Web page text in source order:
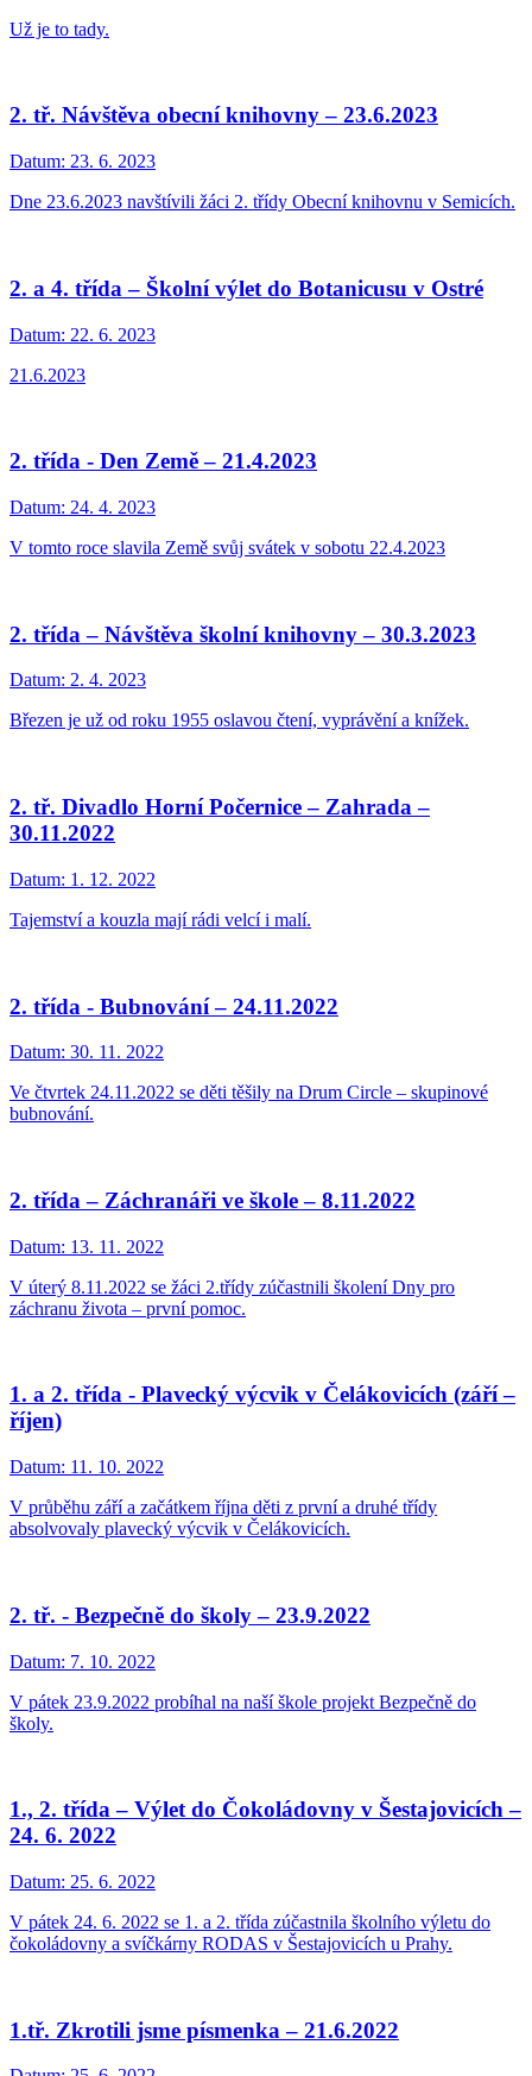
Už je to tady.
2. tř. Návštěva obecní knihovny – 23.6.2023
Datum: 23. 6. 2023
Dne 23.6.2023 navštívili žáci 2. třídy Obecní knihovnu v Semicích.
2. a 4. třída – Školní výlet do Botanicusu v Ostré
Datum: 22. 6. 2023
21.6.2023
2. třída - Den Země – 21.4.2023
Datum: 24. 4. 2023
V tomto roce slavila Země svůj svátek v sobotu 22.4.2023
2. třída – Návštěva školní knihovny – 30.3.2023
Datum: 2. 4. 2023
Březen je už od roku 1955 oslavou čtení, vyprávění a knížek.
2. tř. Divadlo Horní Počernice – Zahrada –
30.11.2022
Datum: 1. 12. 2022
Tajemství a kouzla mají rádi velcí i malí.
2. třída - Bubnování – 24.11.2022
Datum: 30. 11. 2022
Ve čtvrtek 24.11.2022 se děti těšily na Drum Circle – skupinové
bubnování.
2. třída – Záchranáři ve škole – 8.11.2022
Datum: 13. 11. 2022
V úterý 8.11.2022 se žáci 2.třídy zúčastnili školení Dny pro
záchranu života – první pomoc.
1. a 2. třída - Plavecký výcvik v Čelákovicích (září –
říjen)
Datum: 11. 10. 2022
V průběhu září a začátkem října děti z první a druhé třídy
absolvovaly plavecký výcvik v Čelákovicích.
2. tř. - Bezpečně do školy – 23.9.2022
Datum: 7. 10. 2022
V pátek 23.9.2022 probíhal na naší škole projekt Bezpečně do
školy.
1., 2. třída – Výlet do Čokoládovny v Šestajovicích –
24. 6. 2022
Datum: 25. 6. 2022
V pátek 24. 6. 2022 se 1. a 2. třída zúčastnila školního výletu do
čokoládovny a svíčkárny RODAS v Šestajovicích u Prahy.
1.tř. Zkrotili jsme písmenka – 21.6.2022